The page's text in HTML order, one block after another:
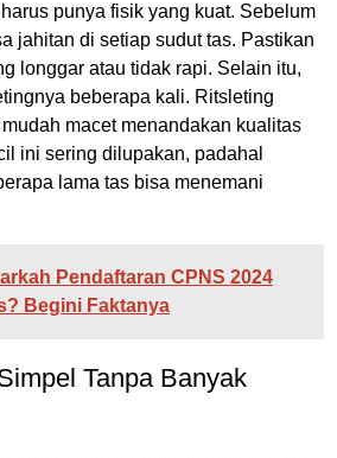
punya fisik yang kuat. Sebelum
jahitan di setiap sudut tas. Pastikan
longgar atau tidak rapi. Selain itu,
beberapa kali. Ritsleting
macet menandakan kualitas
ini sering dilupakan, padahal
lama tas bisa menemani
Pendaftaran CPNS 2024
Begini Faktanya
Tanpa Banyak